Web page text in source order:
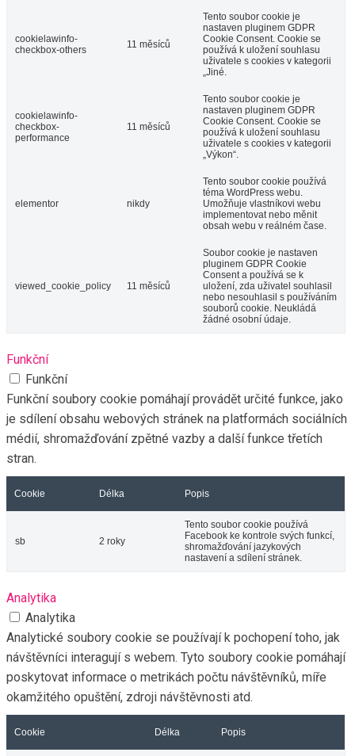
cookielawinfo-
checkbox-others
11 měsíců
Tento soubor cookie je
nastaven pluginem GDPR
Cookie Consent. Cookie se
používá k uložení souhlasu
uživatele s cookies v kategorii
„Jiné.
cookielawinfo-
checkbox-
performance
11 měsíců
Tento soubor cookie je
nastaven pluginem GDPR
Cookie Consent. Cookie se
používá k uložení souhlasu
uživatele s cookies v kategorii
„Výkon“.
elementor nikdy
Tento soubor cookie používá
téma WordPress webu.
Umožňuje vlastníkovi webu
implementovat nebo měnit
obsah webu v reálném čase.
viewed_cookie_policy 11 měsíců
Soubor cookie je nastaven
pluginem GDPR Cookie
Consent a používá se k
uložení, zda uživatel souhlasil
nebo nesouhlasil s používáním
souborů cookie. Neukládá
žádné osobní údaje.
Funkční
Funkční
Funkční soubory cookie pomáhají provádět určité funkce, jako
je sdílení obsahu webových stránek na platformách sociálních
médií, shromažďování zpětné vazby a další funkce třetích
stran.
Cookie Délka Popis
sb 2 roky
Tento soubor cookie používá
Facebook ke kontrole svých funkcí,
shromažďování jazykových
nastavení a sdílení stránek.
Analytika
Analytika
Analytické soubory cookie se používají k pochopení toho, jak
návštěvníci interagují s webem. Tyto soubory cookie pomáhají
poskytovat informace o metrikách počtu návštěvníků, míře
okamžitého opuštění, zdroji návštěvnosti atd.
Cookie Délka Popis